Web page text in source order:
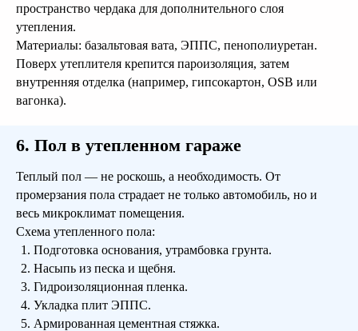
пространство чердака для дополнительного слоя
утепления.
Материалы: базальтовая вата, ЭППС, пенополиуретан.
Поверх утеплителя крепится пароизоляция, затем
внутренняя отделка (например, гипсокартон, OSB или
вагонка).
6. Пол в утепленном гараже
Теплый пол — не роскошь, а необходимость. От
промерзания пола страдает не только автомобиль, но и
весь микроклимат помещения.
Схема утепленного пола:
Подготовка основания, утрамбовка грунта.
Насыпь из песка и щебня.
Гидроизоляционная пленка.
Укладка плит ЭППС.
Армированная цементная стяжка.
Спроектируем дом
Вашей мечты!